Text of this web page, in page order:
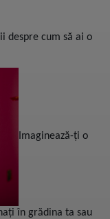
despre cum să ai o
Imaginează-ți o
în grădina ta sau